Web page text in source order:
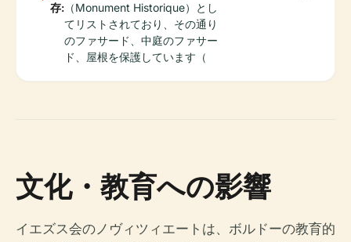
存: （Monument Historique）とし
てリストされており、その通り
のファサード、中庭のファサー
ド、屋根を保護しています（
文化・教育への影響
イエズス会のノヴィツィエートは、ボルドーの教育的